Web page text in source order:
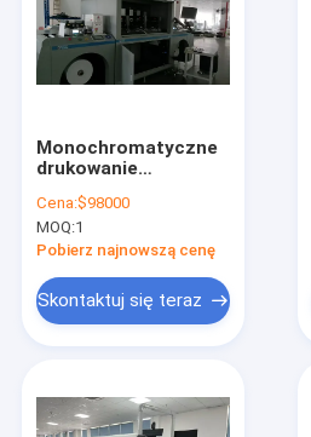
Monochromatyczne
drukowanie
Urządzenia
inteligentnego druku
cyfrowego oferujące
operacyjny do
obsługi
Cena:$98000
MOQ:1
Pobierz najnowszą cenę
Skontaktuj się teraz